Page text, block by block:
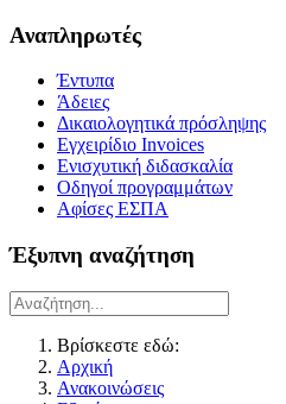
Αναπληρωτές
Έντυπα
Άδειες
Δικαιολογητικά πρόσληψης
Εγχειρίδιο Invoices
Ενισχυτική διδασκαλία
Οδηγοί προγραμμάτων
Αφίσες ΕΣΠΑ
Έξυπνη αναζήτηση
Βρίσκεστε εδώ:
Αρχική
Ανακοινώσεις